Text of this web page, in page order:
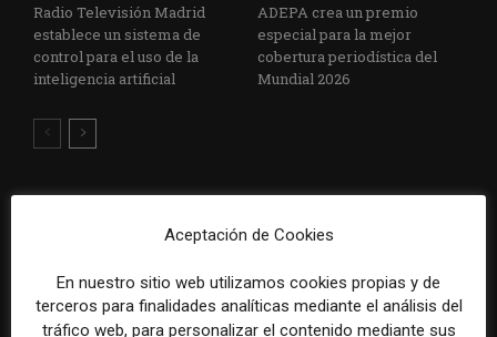
Radio Televisión Madrid
establece un sistema de
control para el uso de la
inteligencia artificial
ADEPA crea un premio
especial para la mejor
cobertura periodística del
Mundial 2026
Aceptación de Cookies
En nuestro sitio web utilizamos cookies propias y de
terceros para finalidades analíticas mediante el análisis del
tráfico web, para personalizar el contenido mediante sus